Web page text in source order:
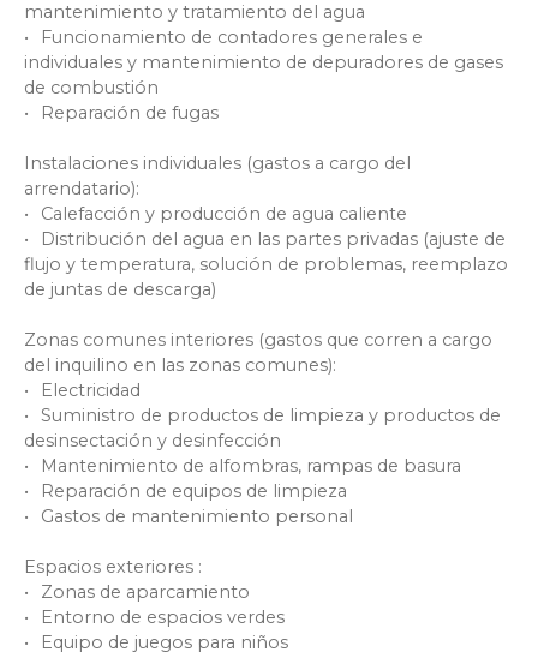
mantenimiento y tratamiento del agua
Funcionamiento de contadores generales e
individuales y mantenimiento de depuradores de gases
de combustión
Reparación de fugas
Instalaciones individuales (gastos a cargo del
arrendatario):
Calefacción y producción de agua caliente
Distribución del agua en las partes privadas (ajuste de
flujo y temperatura, solución de problemas, reemplazo
de juntas de descarga)
Zonas comunes interiores (gastos que corren a cargo
del inquilino en las zonas comunes):
Electricidad
Suministro de productos de limpieza y productos de
desinsectación y desinfección
Mantenimiento de alfombras, rampas de basura
Reparación de equipos de limpieza
Gastos de mantenimiento personal
Espacios exteriores :
Zonas de aparcamiento
Entorno de espacios verdes
Equipo de juegos para niños